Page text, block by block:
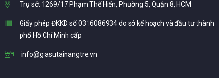
Trụ sở: 1269/17 Phạm Thế Hiển, Phường 5, Quận 8, HCM
Giấy phép ĐKKD số 0316086934 do sở kế hoạch và đầu tư thành
phố Hồ Chí Minh cấp
info@giasutainangtre.vn